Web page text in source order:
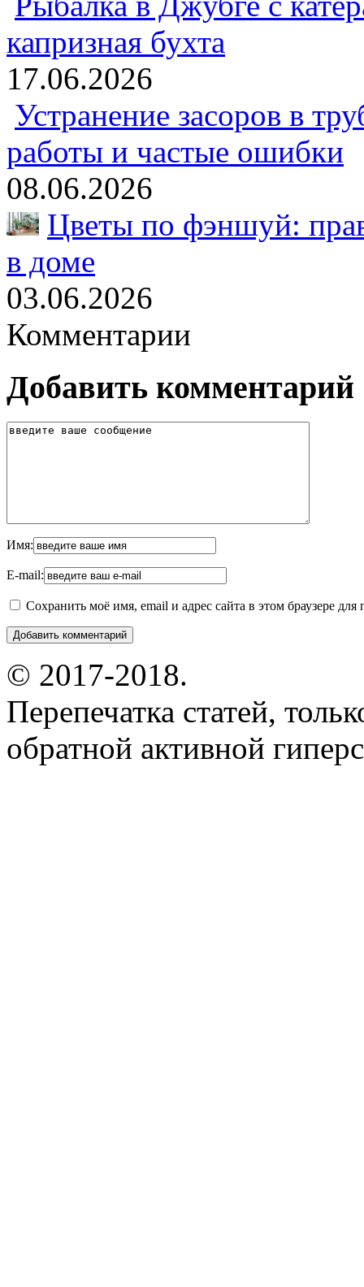
капризная бухта
17.06.2026
Устранение засоров в
работы и частые ошибки
08.06.2026
Цветы по фэншуй:
в доме
03.06.2026
Комментарии
Добавить комментарий
Имя:
E-mail:
Сохранить моё имя, email и адрес сайта в этом браузере
© 2017-2018.
Перепечатка статей,
обратной активной